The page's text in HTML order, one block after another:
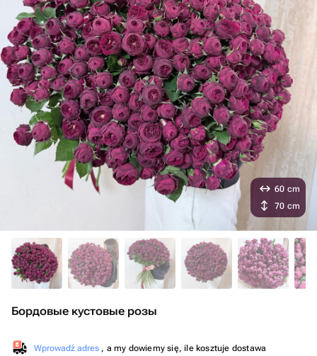
Бордовые кустовые розы
Wprowadź adres , a my dowiemy się, ile kosztuje dostawa
60 cm
70 cm